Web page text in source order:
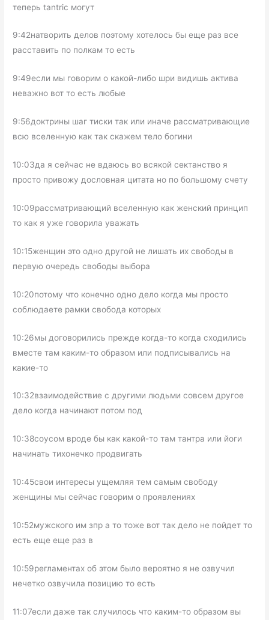
теперь tantric могут
9:42натворить делов поэтому хотелось бы еще раз все
расставить по полкам то есть
9:49если мы говорим о какой-либо шри видишь актива
неважно вот то есть любые
9:56доктрины шаг тиски так или иначе рассматривающие
всю вселенную как так скажем тело богини
10:03да я сейчас не вдаюсь во всякой сектанство я
просто привожу дословная цитата но по большому счету
10:09рассматривающий вселенную как женский принцип
то как я уже говорила уважать
10:15женщин это одно другой не лишать их свободы в
первую очередь свободы выбора
10:20потому что конечно одно дело когда мы просто
соблюдаете рамки свобода которых
10:26мы договорились прежде когда-то когда сходились
вместе там каким-то образом или подписывались на
какие-то
10:32взаимодействие с другими людьми совсем другое
дело когда начинают потом под
10:38соусом вроде бы как какой-то там тантра или йоги
начинать тихонечко продвигать
10:45свои интересы ущемляя тем самым свободу
женщины мы сейчас говорим о проявлениях
10:52мужского им зпр а то тоже вот так дело не пойдет то
есть еще еще раз в
10:59регламентах об этом было вероятно я не озвучил
нечетко озвучила позицию то есть
11:07если даже так случилось что каким-то образом вы